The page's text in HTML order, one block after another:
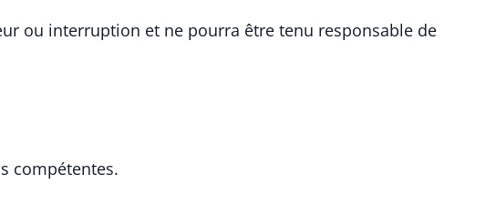
ou interruption et ne pourra être tenu responsable de
compétentes.